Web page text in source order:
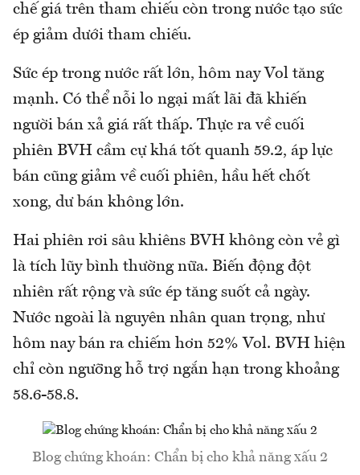
chế giá trên tham chiếu còn trong nước tạo sức
ép giảm dưới tham chiếu.
Sức ép trong nước rất lớn, hôm nay Vol tăng
mạnh. Có thể nỗi lo ngại mất lãi đã khiến
người bán xả giá rất thấp. Thực ra về cuối
phiên BVH cầm cự khá tốt quanh 59.2, áp lực
bán cũng giảm về cuối phiên, hầu hết chốt
xong, dư bán không lớn.
Hai phiên rơi sâu khiêns BVH không còn vẻ gì
là tích lũy bình thường nữa. Biến động đột
nhiên rất rộng và sức ép tăng suốt cả ngày.
Nước ngoài là nguyên nhân quan trọng, như
hôm nay bán ra chiếm hơn 52% Vol. BVH hiện
chỉ còn ngưỡng hỗ trợ ngắn hạn trong khoảng
58.6-58.8.
Blog chứng khoán: Chẩn bị cho khả năng xấu 2